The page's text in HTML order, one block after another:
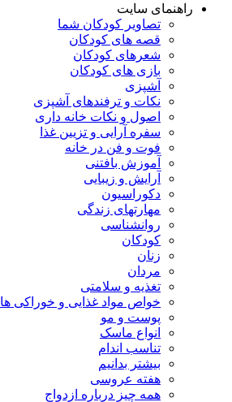
راهنمای سایت
تصاویر کودکان شما
قصه های کودکان
شعرهای کودکان
بازی های کودکان
آشپزی
نکات و ترفندهای آشپزی
اصول و نکات خانه داری
سفره آرایی و تزیین غذا
فوت و فن در خانه
آموزش بافتنی
آرایش و زیبایی
دکوراسیون
مهارتهای زندگی
روانشناسی
کودکان
زنان
مردان
تغذیه و سلامتی
خواص مواد غذایی و خوراکی ها
پوست و مو
انواع ماسک
تناسب اندام
بیشتر بدانیم
هفته عروسی
همه چیز درباره ازدواج